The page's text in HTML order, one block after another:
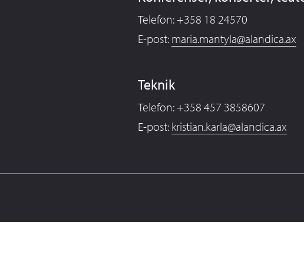
Telefon: +358 18 24570
E-post: maria.mantyla@alandica.ax
Teknik
Telefon: +358 457 3858607
E-post: kristian.karla@alandica.ax